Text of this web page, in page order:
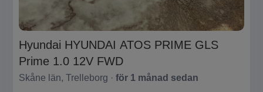
Hyundai HYUNDAI ATOS PRIME GLS
Prime 1.0 12V FWD
Skåne län, Trelleborg · för 1 månad sedan